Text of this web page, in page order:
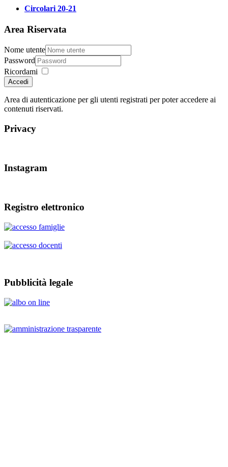
Circolari 20-21
Area Riservata
Nome utente
Password
Ricordami
Accedi
Area di autenticazione per gli utenti registrati per poter accedere ai
contenuti riservati.
Privacy
Instagram
Registro elettronico
Pubblicità legale